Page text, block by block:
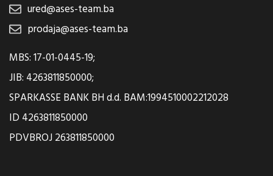
ured@ases-team.ba
prodaja@ases-team.ba
MBS: 17-01-0445-19;
JIB: 4263811850000;
SPARKASSE BANK BH d.d. BAM:1994510002212028
ID 4263811850000
PDVBROJ 263811850000